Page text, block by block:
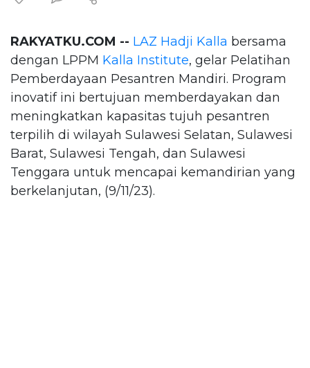
RAKYATKU.COM -- LAZ Hadji Kalla bersama
dengan LPPM Kalla Institute, gelar Pelatihan
Pemberdayaan Pesantren Mandiri. Program
inovatif ini bertujuan memberdayakan dan
meningkatkan kapasitas tujuh pesantren
terpilih di wilayah Sulawesi Selatan, Sulawesi
Barat, Sulawesi Tengah, dan Sulawesi
Tenggara untuk mencapai kemandirian yang
berkelanjutan, (9/11/23).